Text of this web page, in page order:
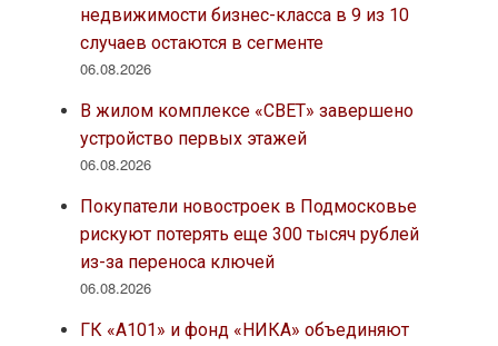
недвижимости бизнес-класса в 9 из 10
случаев остаются в сегменте
06.08.2026
В жилом комплексе «СВЕТ» завершено
устройство первых этажей
06.08.2026
Покупатели новостроек в Подмосковье
рискуют потерять еще 300 тысяч рублей
из-за переноса ключей
06.08.2026
ГК «А101» и фонд «НИКА» объединяют